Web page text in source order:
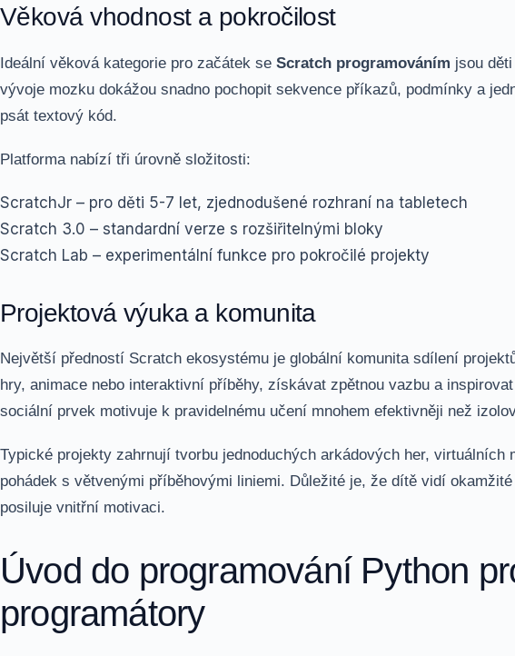
Věková vhodnost a pokročilost
Ideální věková kategorie pro začátek se Scratch programováním jsou
vývoje mozku dokážou snadno pochopit sekvence příkazů, podmínky a
psát textový kód.
Platforma nabízí tři úrovně složitosti:
ScratchJr – pro děti 5-7 let, zjednodušené rozhraní na tabletech
Scratch 3.0 – standardní verze s rozšiřitelnými bloky
Scratch Lab – experimentální funkce pro pokročilé projekty
Projektová výuka a komunita
Největší předností Scratch ekosystému je globální komunita sdílení
hry, animace nebo interaktivní příběhy, získávat zpětnou vazbu a
sociální prvek motivuje k pravidelnému učení mnohem efektivněji než
Typické projekty zahrnují tvorbu jednoduchých arkádových her, virtuálních
pohádek s větvenými příběhovými liniemi. Důležité je, že dítě vidí
posiluje vnitřní motivaci.
Úvod do programování Python
programátory